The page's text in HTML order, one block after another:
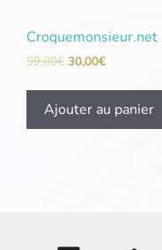
Croquemonsieur.net
99,00€ 30,00€
Ajouter au panier